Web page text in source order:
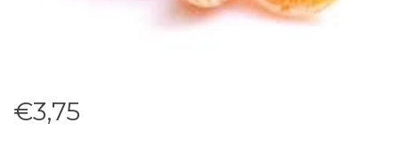
€3,75